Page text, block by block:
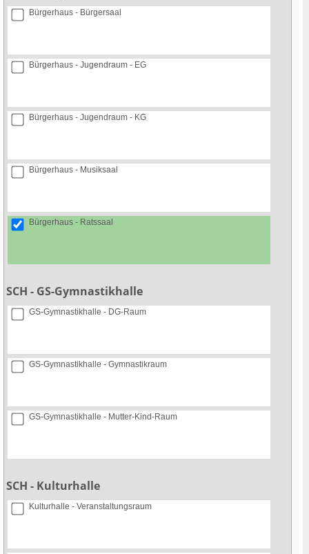
Bürgerhaus - Bürgersaal
Bürgerhaus - Jugendraum - EG
Bürgerhaus - Jugendraum - KG
Bürgerhaus - Musiksaal
Bürgerhaus - Ratssaal
SCH - GS-Gymnastikhalle
GS-Gymnastikhalle - DG-Raum
GS-Gymnastikhalle - Gymnastikraum
GS-Gymnastikhalle - Mutter-Kind-Raum
SCH - Kulturhalle
Kulturhalle - Veranstaltungsraum